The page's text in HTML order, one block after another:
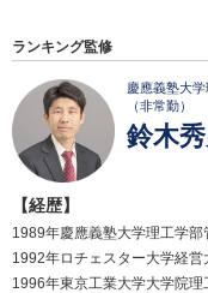
ランキング監修
慶應義塾大
（非常勤）
鈴木
【経歴】
1989年慶應義塾大学理工学部
1992年ロチェスター大学経営
1996年東京工業大学大学院